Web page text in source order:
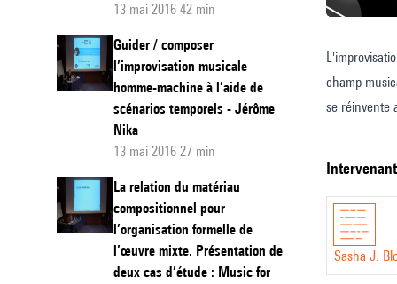
13 mai 2016 42 min
Guider / composer
l’improvisation musicale
homme-machine à l’aide de
scénarios temporels - Jérôme
Nika
13 mai 2016 27 min
La relation du matériau
compositionnel pour
l’organisation formelle de
l’œuvre mixte. Présentation de
deux cas d’étude : Music for
Espaces
et
de
la
relation
champ
se réinvente
accident,
suivant ?
et sans
Sasha J.